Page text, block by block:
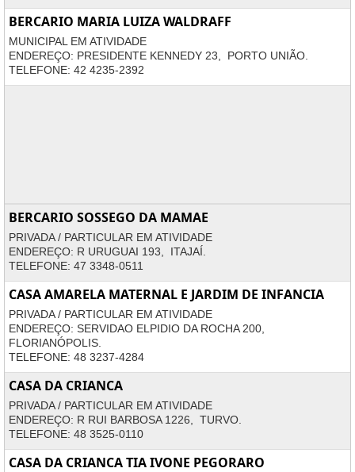
BERCARIO MARIA LUIZA WALDRAFF
MUNICIPAL EM ATIVIDADE
ENDEREÇO: PRESIDENTE KENNEDY 23, PORTO UNIÃO.
TELEFONE: 42 4235-2392
BERCARIO SOSSEGO DA MAMAE
PRIVADA / PARTICULAR EM ATIVIDADE
ENDEREÇO: R URUGUAI 193, ITAJAÍ.
TELEFONE: 47 3348-0511
CASA AMARELA MATERNAL E JARDIM DE INFANCIA
PRIVADA / PARTICULAR EM ATIVIDADE
ENDEREÇO: SERVIDAO ELPIDIO DA ROCHA 200,
FLORIANÓPOLIS.
TELEFONE: 48 3237-4284
CASA DA CRIANCA
PRIVADA / PARTICULAR EM ATIVIDADE
ENDEREÇO: R RUI BARBOSA 1226, TURVO.
TELEFONE: 48 3525-0110
CASA DA CRIANCA TIA IVONE PEGORARO